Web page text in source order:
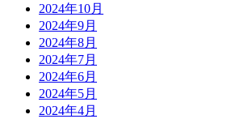
2024年10月
2024年9月
2024年8月
2024年7月
2024年6月
2024年5月
2024年4月